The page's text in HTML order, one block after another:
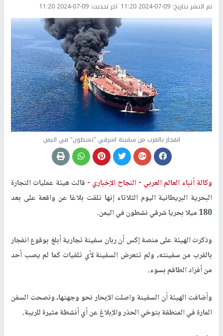
تم النشر بتاريخ: 2024-07-09 11:20 اخر تحديث: 2024-07-09 11:20
انفجار بالقرب من سفينة اشرقي "نشطون" في اليمن
وكالة أنباء العالم العربي -النجاح الإخباري - قالت هيئة عمليات التجارة
البحرية البريطانية اليوم الثلاثاء إنها تلقت بلاغا عن واقعة على بعد
180 ميلا بحريا شرقي نشطون في اليمن.
وذكرت الهيئة على منصة إكس أن ربان سفينة تجارية أبلغ بوقوع انفجار
بالقرب من سفينته، ولم تتعرض السفينة لأي تلفيات كما لم يصب أحد
من أفراد الطاقم بسوء.
وأضافت الهيئة أن السفينة واصلت الإبحار نحو وجهتها، ونصحت السفن
المارة في المنطقة بتوخي الحذر والإبلاغ عن أي أنشطة مثيرة للريبة.